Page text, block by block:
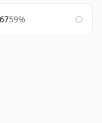
59%